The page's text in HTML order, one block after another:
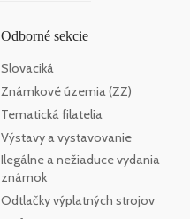
Odborné sekcie
Slovaciká
Známkové územia (ZZ)
Tematická filatelia
Výstavy a vystavovanie
Ilegálne a nežiaduce vydania
známok
Odtlačky výplatných strojov